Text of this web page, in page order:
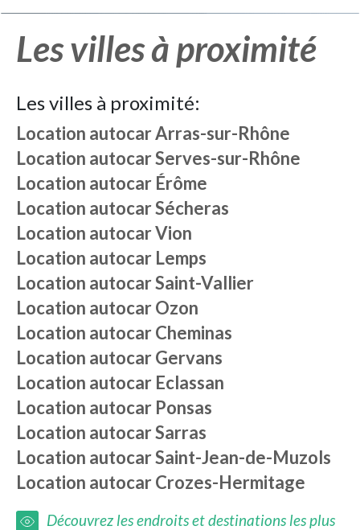
Les villes à proximité
Les villes à proximité:
Location autocarArras-sur-Rhône
Location autocarServes-sur-Rhône
Location autocar Érôme
Location autocarSécheras
Location autocarVion
Location autocar Lemps
Location autocarSaint-Vallier
Location autocarOzon
Location autocarCheminas
Location autocarGervans
Location autocar Eclassan
Location autocar Ponsas
Location autocarSarras
Location autocarSaint-Jean-de-Muzols
Location autocarCrozes-Hermitage
Découvrez les endroits et destinations les plus